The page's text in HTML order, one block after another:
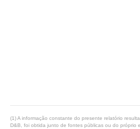
(1) A informação constante do presente relatório
D&B, foi obtida junto de fontes públicas ou do próprio